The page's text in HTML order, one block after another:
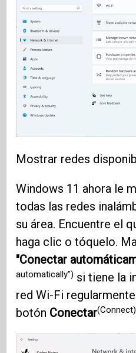
Mostrar redes
Windows 11 ahora le
todas las redes
su área. Encuentre el
haga clic o tóquelo.
"Conectar
automatically") si tiene la
red Wi-Fi
botón Conectar(Connect)